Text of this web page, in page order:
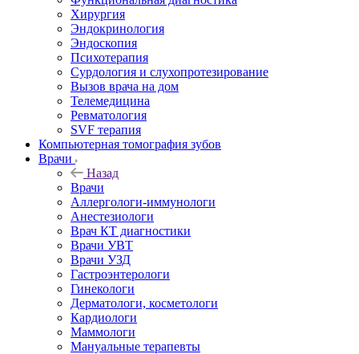
Хирургия
Эндокринология
Эндоскопия
Психотерапия
Сурдология и слухопротезирование
Вызов врача на дом
Телемедицина
Ревматология
SVF терапия
Компьютерная томография зубов
Врачи
Назад
Врачи
Аллергологи-иммунологи
Анестезиологи
Врач КТ диагностики
Врачи УВТ
Врачи УЗД
Гастроэнтерологи
Гинекологи
Дерматологи, косметологи
Кардиологи
Маммологи
Мануальные терапевты